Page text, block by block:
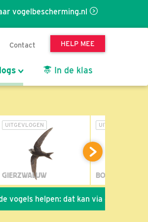
vogelbescherming.nl
Contact HELP MEE
In de klas
UITGEVLOGEN
GIERZWALUW
UITGEVLOGEN
BOSUIL
helpen: dat kan via de link!